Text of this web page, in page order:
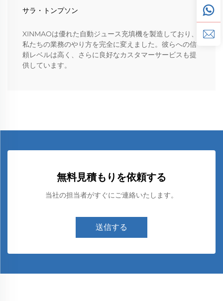
サラ・トンプソン
XINMAOは優れた自動ジュース充填機を製造しており、
私たちの業務のやり方を完全に変えました。彼らへの信
頼レベルは高く、さらに良好なカスタマーサービスも提
供しています。
無料見積もりを依頼する
当社の担当者がすぐにご連絡いたします。
送信する